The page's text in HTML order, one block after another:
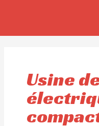
Usine